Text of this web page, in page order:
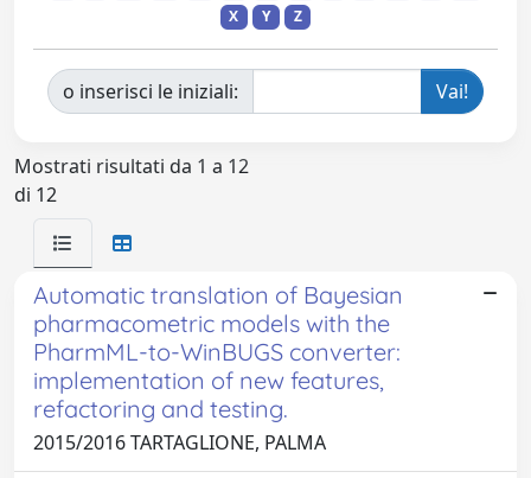
X
Y Z
o inserisci le iniziali:
Mostrati risultati da 1 a 12
di 12
Automatic translation of Bayesian
pharmacometric models with the
PharmML-to-WinBUGS converter:
implementation of new features,
refactoring and testing.
2015/2016 TARTAGLIONE, PALMA